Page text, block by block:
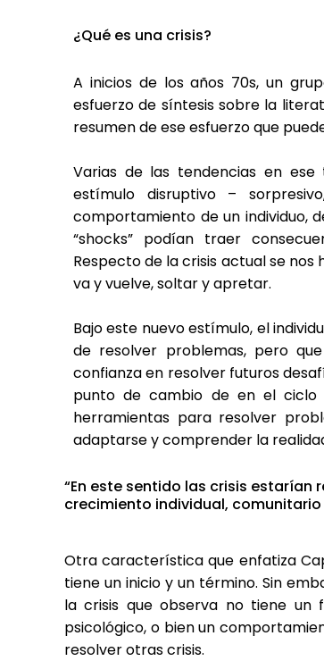
¿Qué es una crisis?
A inicios de los años 70s, un
esfuerzo de síntesis sobre la
resumen de ese esfuerzo que
Varias de las tendencias en
estímulo disruptivo –
comportamiento de un individuo,
“shocks” podían traer
Respecto de la crisis actual se nos
va y vuelve, soltar y apretar.
Bajo este nuevo estímulo, el
de resolver problemas, pero
confianza en resolver futuros
punto de cambio de en el
herramientas para resolver
adaptarse y comprender la
“En este sentido las crisis
crecimiento individual,
Otra característica que enfatiza
tiene un inicio y un término. Sin
la crisis que observa no tiene un
psicológico, o bien un
resolver otras crisis.